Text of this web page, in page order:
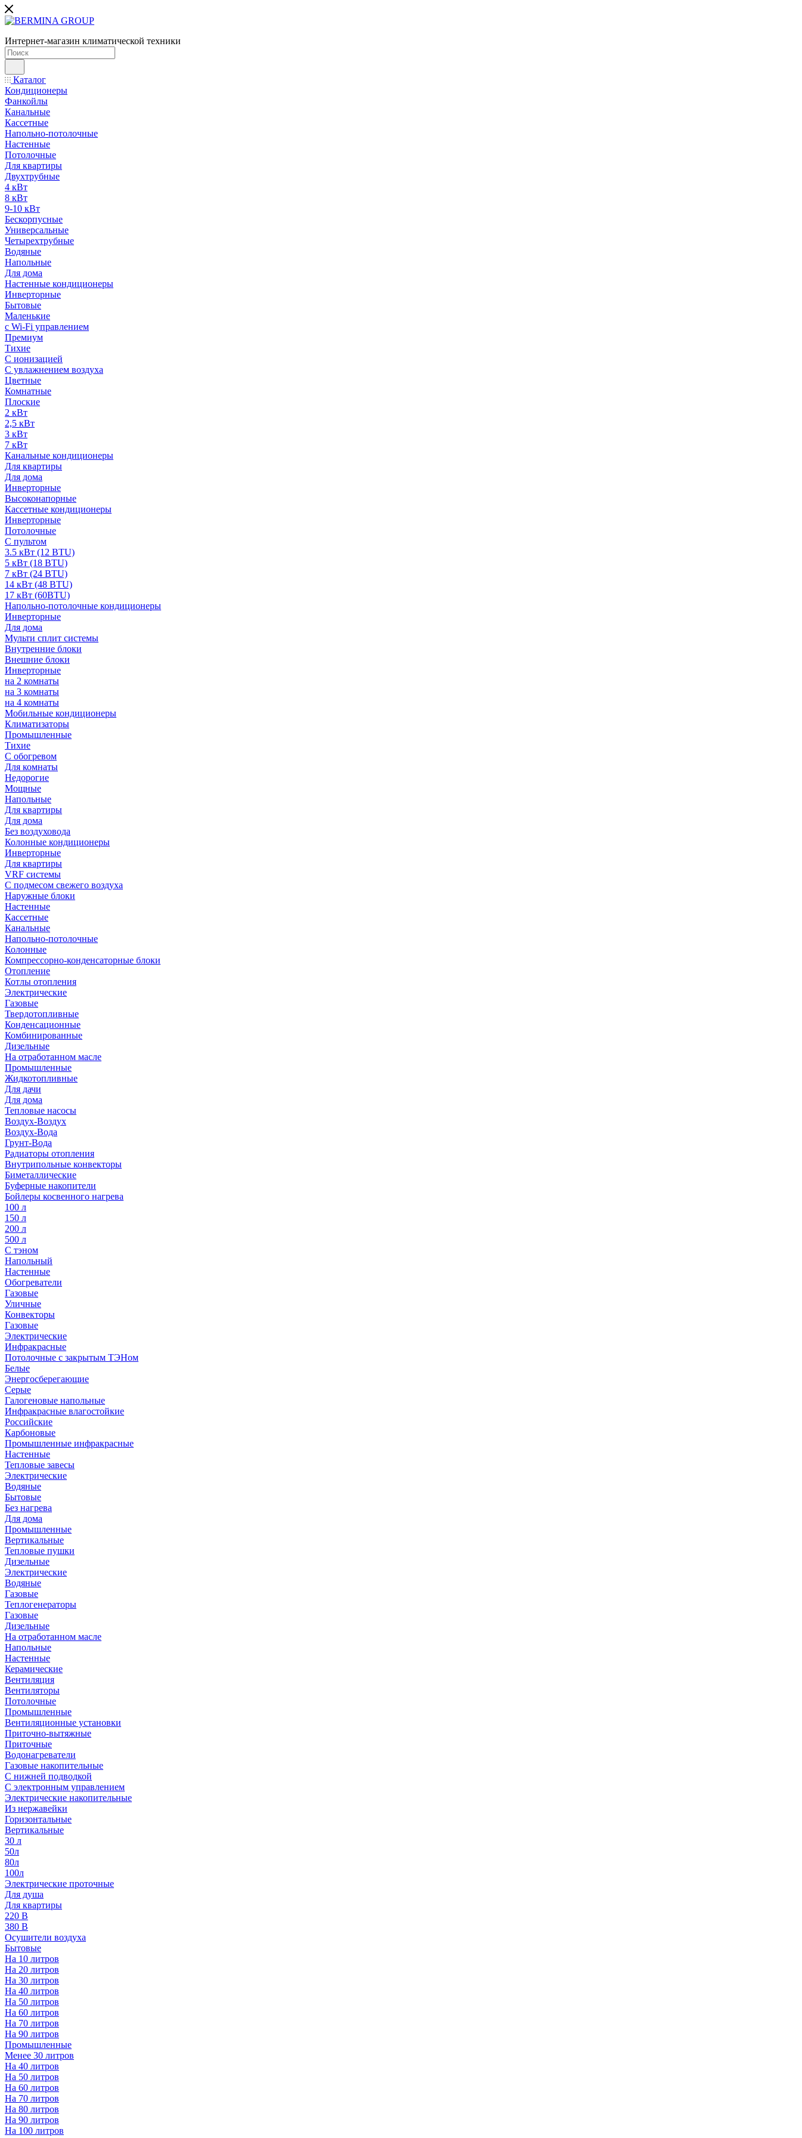
Интернет-магазин климатической техники
Каталог
Кондиционеры
Фанкойлы
Канальные
Кассетные
Напольно-потолочные
Настенные
Потолочные
Для квартиры
Двухтрубные
4 кВт
8 кВт
9-10 кВт
Бескорпусные
Универсальные
Четырехтрубные
Водяные
Напольные
Для дома
Настенные кондиционеры
Инверторные
Бытовые
Маленькие
с Wi-Fi управлением
Премиум
Тихие
С ионизацией
С увлажнением воздуха
Цветные
Комнатные
Плоские
2 кВт
2,5 кВт
3 кВт
7 кВт
Канальные кондиционеры
Для квартиры
Для дома
Инверторные
Высоконапорные
Кассетные кондиционеры
Инверторные
Потолочные
С пультом
3.5 кВт (12 BTU)
5 кВт (18 BTU)
7 кВт (24 BTU)
14 кВт (48 BTU)
17 кВт (60BTU)
Напольно-потолочные кондиционеры
Инверторные
Для дома
Мульти сплит системы
Внутренние блоки
Внешние блоки
Инверторные
на 2 комнаты
на 3 комнаты
на 4 комнаты
Мобильные кондиционеры
Климатизаторы
Промышленные
Тихие
С обогревом
Для комнаты
Недорогие
Мощные
Напольные
Для квартиры
Для дома
Без воздуховода
Колонные кондиционеры
Инверторные
Для квартиры
VRF системы
С подмесом свежего воздуха
Наружные блоки
Настенные
Кассетные
Канальные
Напольно-потолочные
Колонные
Компрессорно-конденсаторные блоки
Отопление
Котлы отопления
Электрические
Газовые
Твердотопливные
Конденсационные
Комбинированные
Дизельные
На отработанном масле
Промышленные
Жидкотопливные
Для дачи
Для дома
Тепловые насосы
Воздух-Воздух
Воздух-Вода
Грунт-Вода
Радиаторы отопления
Внутрипольные конвекторы
Биметаллические
Буферные накопители
Бойлеры косвенного нагрева
100 л
150 л
200 л
500 л
С тэном
Напольный
Настенные
Обогреватели
Газовые
Уличные
Конвекторы
Газовые
Электрические
Инфракрасные
Потолочные с закрытым ТЭНом
Белые
Энергосберегающие
Серые
Галогеновые напольные
Инфракрасные влагостойкие
Российские
Карбоновые
Промышленные инфракрасные
Настенные
Тепловые завесы
Электрические
Водяные
Бытовые
Без нагрева
Для дома
Промышленные
Вертикальные
Тепловые пушки
Дизельные
Электрические
Водяные
Газовые
Теплогенераторы
Газовые
Дизельные
На отработанном масле
Напольные
Настенные
Керамические
Вентиляция
Вентиляторы
Потолочные
Промышленные
Вентиляционные установки
Приточно-вытяжные
Приточные
Водонагреватели
Газовые накопительные
С нижней подводкой
С электронным управлением
Электрические накопительные
Из нержавейки
Горизонтальные
Вертикальные
30 л
50л
80л
100л
Электрические проточные
Для душа
Для квартиры
220 В
380 В
Осушители воздуха
Бытовые
На 10 литров
На 20 литров
На 30 литров
На 40 литров
На 50 литров
На 60 литров
На 70 литров
На 90 литров
Промышленные
Менее 30 литров
На 40 литров
На 50 литров
На 60 литров
На 70 литров
На 80 литров
На 90 литров
На 100 литров